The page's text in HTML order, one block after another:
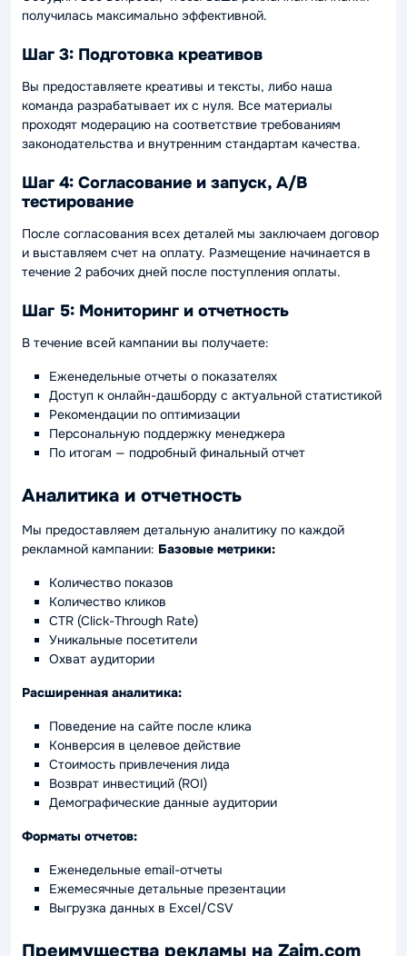
получилась максимально эффективной.
Шаг 3: Подготовка креативов
Вы предоставляете креативы и тексты, либо наша
команда разрабатывает их с нуля. Все материалы
проходят модерацию на соответствие требованиям
законодательства и внутренним стандартам качества.
Шаг 4: Согласование и запуск, A/B
тестирование
После согласования всех деталей мы заключаем договор
и выставляем счет на оплату. Размещение начинается в
течение 2 рабочих дней после поступления оплаты.
Шаг 5: Мониторинг и отчетность
В течение всей кампании вы получаете:
Еженедельные отчеты о показателях
Доступ к онлайн-дашборду с актуальной статистикой
Рекомендации по оптимизации
Персональную поддержку менеджера
По итогам — подробный финальный отчет
Аналитика и отчетность
Мы предоставляем детальную аналитику по каждой
рекламной кампании: Базовые метрики:
Количество показов
Количество кликов
CTR (Click-Through Rate)
Уникальные посетители
Охват аудитории
Расширенная аналитика:
Поведение на сайте после клика
Конверсия в целевое действие
Стоимость привлечения лида
Возврат инвестиций (ROI)
Демографические данные аудитории
Форматы отчетов:
Еженедельные email-отчеты
Ежемесячные детальные презентации
Выгрузка данных в Excel/CSV
Преимущества рекламы на Zaim.com